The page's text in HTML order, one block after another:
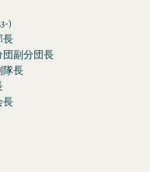
)
長
団副分団長
隊長
長